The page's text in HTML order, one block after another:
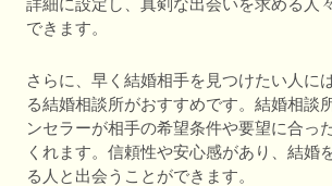
詳細に設定し、真剣な出会いを求める人
できます。
さらに、早く結婚相手を見つけたい人に
る結婚相談所がおすすめです。結婚相談
ンセラーが相手の希望条件や要望に合っ
くれます。信頼性や安心感があり、結婚
る人と出会うことができます。